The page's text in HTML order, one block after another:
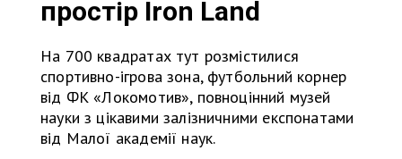
простір Iron Land
На 700 квадратах тут розмістилися
спортивно-ігрова зона, футбольний корнер
від ФК «Локомотив», повноцінний музей
науки з цікавими залізничними експонатами
від Малої академії наук.